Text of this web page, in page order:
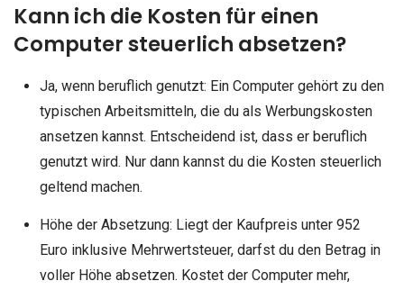
Kann ich die Kosten für einen
Computer steuerlich absetzen?
Ja, wenn beruflich genutzt: Ein Computer gehört zu den
typischen Arbeitsmitteln, die du als Werbungskosten
ansetzen kannst. Entscheidend ist, dass er beruflich
genutzt wird. Nur dann kannst du die Kosten steuerlich
geltend machen.
Höhe der Absetzung: Liegt der Kaufpreis unter 952
Euro inklusive Mehrwertsteuer, darfst du den Betrag in
voller Höhe absetzen. Kostet der Computer mehr,